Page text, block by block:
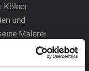
Kölner
und
Malerei
intensiv mit